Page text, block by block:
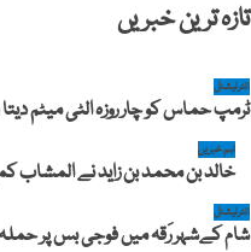
تازہ ترین خبریں
انٹرنیشنل
ٹرمپ حماس کو چار روزہ الٹی میٹم
اہم خبریں
خالد بن محمد بن زاید نے المشاب
انٹرنیشنل
شام کےشہر رَقہ میں فوجی بس پر حملہ، 15 اہلکار